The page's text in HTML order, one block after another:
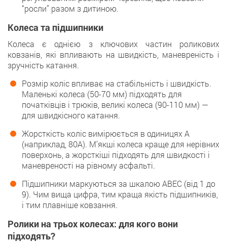
“росли” разом з дитиною.
Колеса та підшипники
Колеса є однією з ключових частин роликових
ковзанів, які впливають на швидкість, маневреність і
зручність катання.
Розмір коліс впливає на стабільність і швидкість.
Маленькі колеса (50-70 мм) підходять для
початківців і трюків, великі колеса (90-110 мм) —
для швидкісного катання.
Жорсткість коліс вимірюється в одиницях A
(наприклад, 80A). М’якші колеса краще для нерівних
поверхонь, а жорсткіші підходять для швидкості і
маневреності на рівному асфальті.
Підшипники маркуються за шкалою ABEC (від 1 до
9). Чим вища цифра, тим краща якість підшипників,
і тим плавніше ковзання.
Ролики на трьох колесах: для кого вони
підходять?